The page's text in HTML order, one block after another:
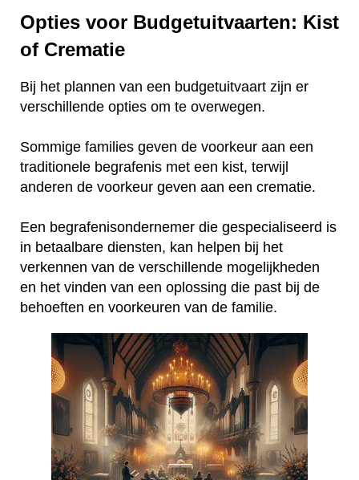
Opties voor Budgetuitvaarten: Kist
of Crematie
Bij het plannen van een budgetuitvaart zijn er
verschillende opties om te overwegen.
Sommige families geven de voorkeur aan een
traditionele begrafenis met een kist, terwijl
anderen de voorkeur geven aan een crematie.
Een begrafenisondernemer die gespecialiseerd is
in betaalbare diensten, kan helpen bij het
verkennen van de verschillende mogelijkheden
en het vinden van een oplossing die past bij de
behoeften en voorkeuren van de familie.